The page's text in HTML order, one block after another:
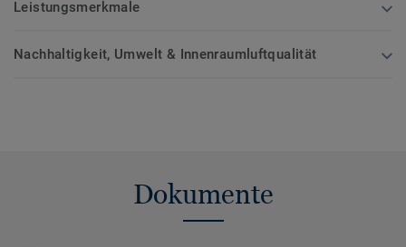
Leistungsmerkmale
Nachhaltigkeit, Umwelt & Innenraumluftqualität
Dokumente